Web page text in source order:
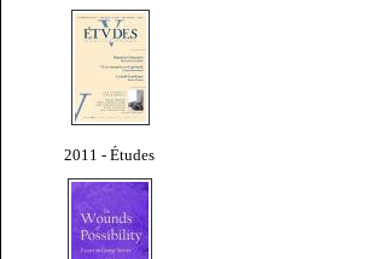
2011 - Études